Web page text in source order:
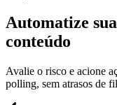
Automatize
conteúdo
Avalie o risco e acione
polling, sem atrasos de